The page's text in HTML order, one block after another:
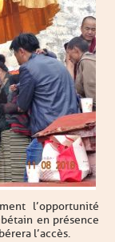
l’opportunité
en présence
l’accès.